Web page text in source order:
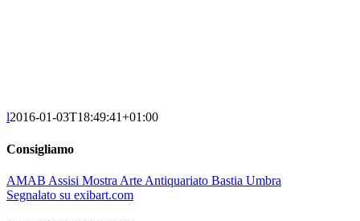
l2016-01-03T18:49:41+01:00
Consigliamo
AMAB Assisi Mostra Arte Antiquariato Bastia Umbra
Segnalato su exibart.com